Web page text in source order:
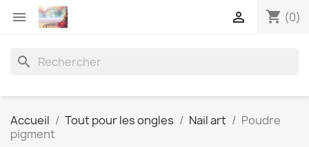
 shopping_cart (0)

search
Accueil Tout pour les ongles Nail art
Poudre
pigment